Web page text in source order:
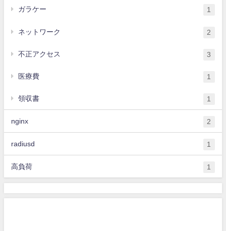
ガラケー 1
ネットワーク 2
不正アクセス 3
医療費 1
領収書 1
nginx 2
radiusd 1
高負荷 1